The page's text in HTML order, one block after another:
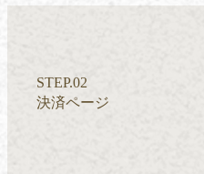
STEP.02
決済ページ